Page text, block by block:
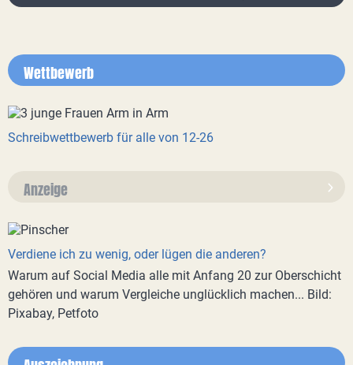
Wettbewerb
Schreibwettbewerb für alle von 12-26
Anzeige
Verdiene ich zu wenig, oder lügen die anderen?
Warum auf Social Media alle mit Anfang 20 zur Oberschicht
gehören und warum Vergleiche unglücklich machen... Bild:
Pixabay, Petfoto